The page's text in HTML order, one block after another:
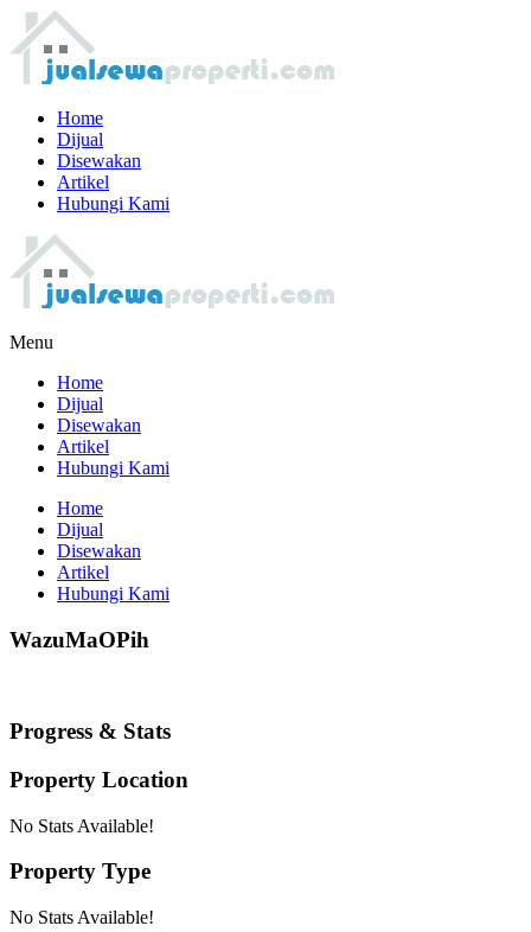
Home
Dijual
Disewakan
Artikel
Hubungi Kami
Menu
Home
Dijual
Disewakan
Artikel
Hubungi Kami
Home
Dijual
Disewakan
Artikel
Hubungi Kami
WazuMaOPih
Progress & Stats
Property Location
No Stats Available!
Property Type
No Stats Available!